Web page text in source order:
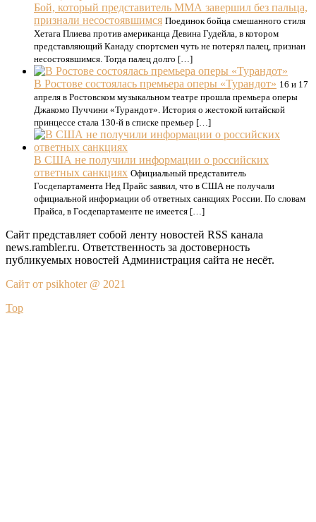
Бой, который представитель ММА завершил без пальца,
признали несостоявшимся Поединок бойца смешанного стиля
Хетага Плиева против американца Девина Гудейла, в котором
представляющий Канаду спортсмен чуть не потерял палец, признан
несостоявшимся. Тогда палец долго […]
В Ростове состоялась премьера оперы «Турандот» 16 и 17
апреля в Ростовском музыкальном театре прошла премьера оперы
Джакомо Пуччини «Турандот». История о жестокой китайской
принцессе стала 130-й в списке премьер […]
В США не получили информации о российских
ответных санкциях Официальный представитель
Госдепартамента Нед Прайс заявил, что в США не получали
официальной информации об ответных санкциях России. По словам
Прайса, в Госдепартаменте не имеется […]
Сайт представляет собой ленту новостей RSS канала
news.rambler.ru. Ответственность за достоверность
публикуемых новостей Администрация сайта не несёт.
Сайт от psikhoter @ 2021
Top